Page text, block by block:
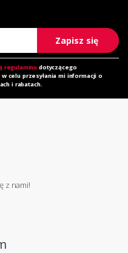
Zapisz się
regulaminu dotyczącego
celu przesyłania mi informacji o
i rabatach.
z nami!